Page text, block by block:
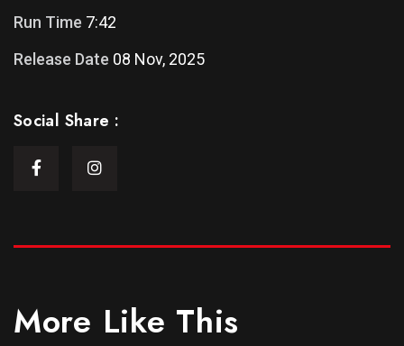
Run Time 7:42
Release Date 08 Nov, 2025
Social Share :
More Like This